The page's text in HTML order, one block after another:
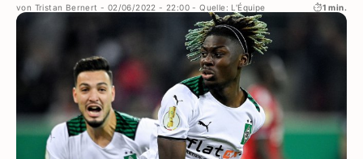
von Tristan Bernert - 02/06/2022 - 22:00 - Quelle: L'Équipe 1 min.